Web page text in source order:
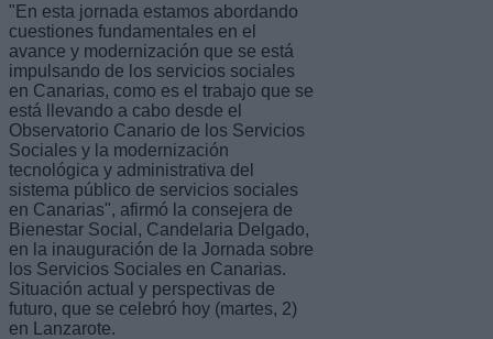
"En esta jornada estamos abordando
cuestiones fundamentales en el
avance y modernización que se está
impulsando de los servicios sociales
en Canarias, como es el trabajo que se
está llevando a cabo desde el
Observatorio Canario de los Servicios
Sociales y la modernización
tecnológica y administrativa del
sistema público de servicios sociales
en Canarias", afirmó la consejera de
Bienestar Social, Candelaria Delgado,
en la inauguración de la Jornada sobre
los Servicios Sociales en Canarias.
Situación actual y perspectivas de
futuro, que se celebró hoy (martes, 2)
en Lanzarote.